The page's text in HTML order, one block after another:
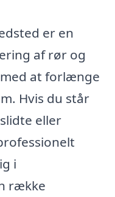
er en
af rør og
at forlænge
Hvis du står
eller
i
række